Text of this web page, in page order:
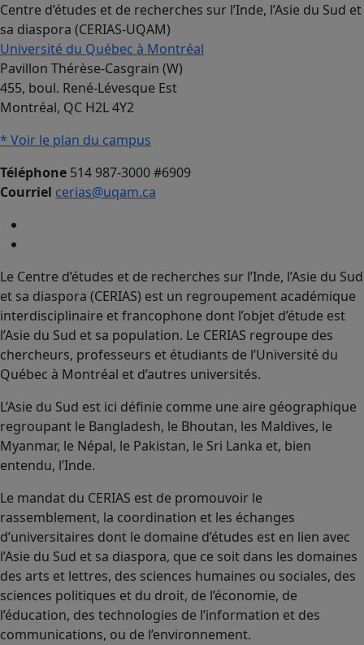
Centre d’études et de recherches sur l’Inde, l’Asie du Sud et
sa diaspora (CERIAS-UQAM)
Université du Québec à Montréal
Pavillon Thérèse-Casgrain (W)
455, boul. René-Lévesque Est
Montréal, QC H2L 4Y2
* Voir le plan du campus
Téléphone 514 987-3000 #6909
Courriel cerias@uqam.ca
Le Centre d’études et de recherches sur l’Inde, l’Asie du Sud
et sa diaspora (CERIAS) est un regroupement académique
interdisciplinaire et francophone dont l’objet d’étude est
l’Asie du Sud et sa population. Le CERIAS regroupe des
chercheurs, professeurs et étudiants de l’Université du
Québec à Montréal et d’autres universités.
L’Asie du Sud est ici définie comme une aire géographique
regroupant le Bangladesh, le Bhoutan, les Maldives, le
Myanmar, le Népal, le Pakistan, le Sri Lanka et, bien
entendu, l’Inde.
Le mandat du CERIAS est de promouvoir le
rassemblement, la coordination et les échanges
d’universitaires dont le domaine d’études est en lien avec
l’Asie du Sud et sa diaspora, que ce soit dans les domaines
des arts et lettres, des sciences humaines ou sociales, des
sciences politiques et du droit, de l’économie, de
l’éducation, des technologies de l’information et des
communications, ou de l’environnement.